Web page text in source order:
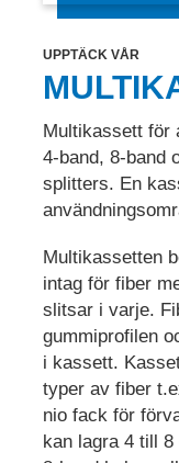
UPPTÄCK VÅR
Multikassett för
4-band, 8-band
splitters. En
Multikassetten
intag för fiber
slitsar i varje.
gummiprofilen
i kassett.
typer av fiber
nio fack för
kan lagra 4 till